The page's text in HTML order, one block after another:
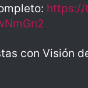
https://
con Visión